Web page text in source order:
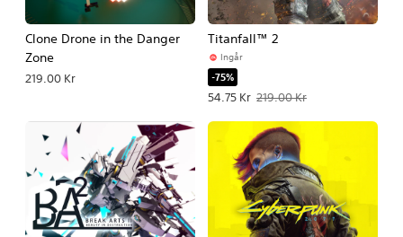
Clone Drone in the Danger
Zone
219.00 Kr
Titanfall™ 2
Ingår
-75%
54.75 Kr
Erbjudande: 54.75 Kr Originalpris:
219.00 Kr